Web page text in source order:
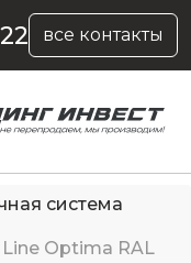
все контакты
система
Optima RAL